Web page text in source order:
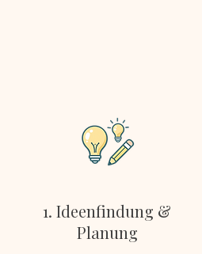
1. Ideenfindung &
Planung